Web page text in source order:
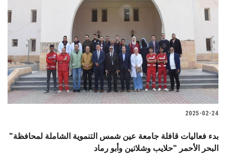
2025-02-24
"بدء فعاليات قافلة جامعة عين شمس التنموية الشاملة لمحافظة
البحر الأحمر "حلايب وشلاتين وأبو رماد